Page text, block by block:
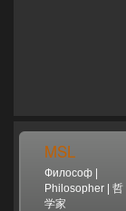
MSL
Философ |
Philosopher | 哲
学家